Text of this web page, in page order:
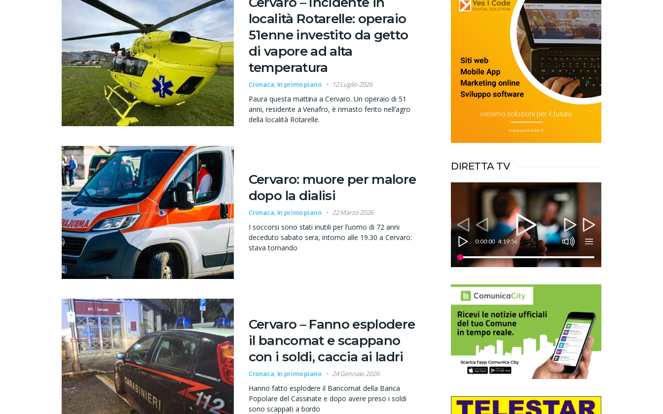
località Rotarelle: operaio
51enne investito da getto
di vapore ad alta
temperatura
Cronaca, In primo piano 12 Luglio 2026
Paura questa mattina a Cervaro. Un operaio di 51
anni, residente a Venafro, è rimasto ferito nell’agro
della località Rotarelle.
Cervaro: muore per malore
dopo la dialisi
Cronaca, In primo piano 22 Marzo 2026
I soccorsi sono stati inutili per l’uomo di 72 anni
deceduto sabato sera, intorno alle 19.30 a Cervaro:
stava tornando
Cervaro – Fanno esplodere
il bancomat e scappano
con i soldi, caccia ai ladri
Cronaca, In primo piano 24 Gennaio 2026
Hanno fatto esplodere il Bancomat della Banca
Popolare del Cassinate e dopo avere preso i soldi
sono scappati a bordo
DIRETTA TV
0:00:00 4:19:56